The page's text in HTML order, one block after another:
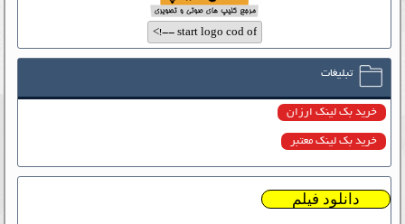
تبلیغات
خرید بک لینک ارزان
خرید بک لینک معتبر
دانلود فیلم